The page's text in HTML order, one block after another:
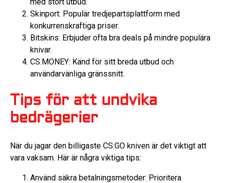
med stort utbud.
Skinport: Populär tredjepartsplattform med
konkurrenskraftiga priser.
Bitskins: Erbjuder ofta bra deals på mindre populära
knivar.
CS.MONEY: Känd för sitt breda utbud och
användarvänliga gränssnitt.
Tips för att undvika
bedrägerier
När du jagar den billigaste CS:GO kniven är det viktigt att
vara vaksam. Här är några viktiga tips:
Använd säkra betalningsmetoder: Prioritera